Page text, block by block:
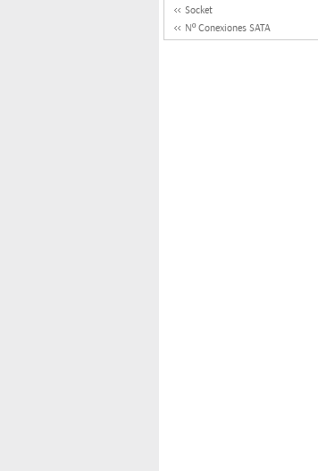
Socket
Nº Conexiones SATA